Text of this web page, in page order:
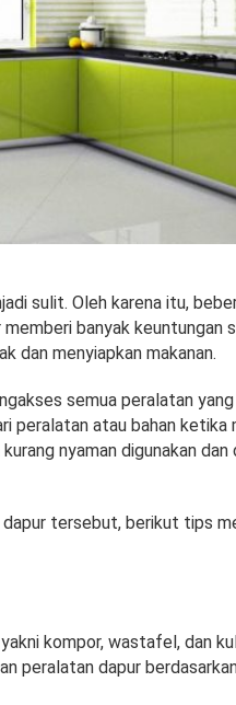
sulit. Oleh karena itu,
banyak keuntungan
dan menyiapkan makanan.
semua peralatan yang
peralatan atau bahan ketika
nyaman digunakan dan
tersebut, berikut tips
kompor, wastafel, dan
peralatan dapur